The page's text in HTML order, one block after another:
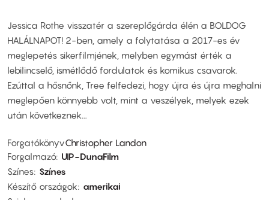
Jessica Rothe visszatér a szereplőgárda élén a BOLDOG
HALÁLNAPOT! 2-ben, amely a folytatása a 2017-es év
meglepetés sikerfilmjének, melyben egymást érték a
lebilincselő, ismétlődő fordulatok és komikus csavarok.
Ezúttal a hősnőnk, Tree felfedezi, hogy újra és újra meghalni
meglepően könnyebb volt, mint a veszélyek, melyek ezek
után következnek...
ForgatókönyvChristopher Landon
Forgalmazó UIP-DunaFilm
Színes Színes
Készítő országok
amerikai